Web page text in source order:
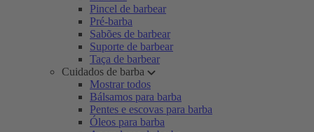
Pincel de barbear
Pré-barba
Sabões de barbear
Suporte de barbear
Taça de barbear
Cuidados de barba
Mostrar todos
Bálsamos para barba
Pentes e escovas para barba
Óleos para barba